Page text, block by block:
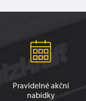
Pravidelné akční
nabídky